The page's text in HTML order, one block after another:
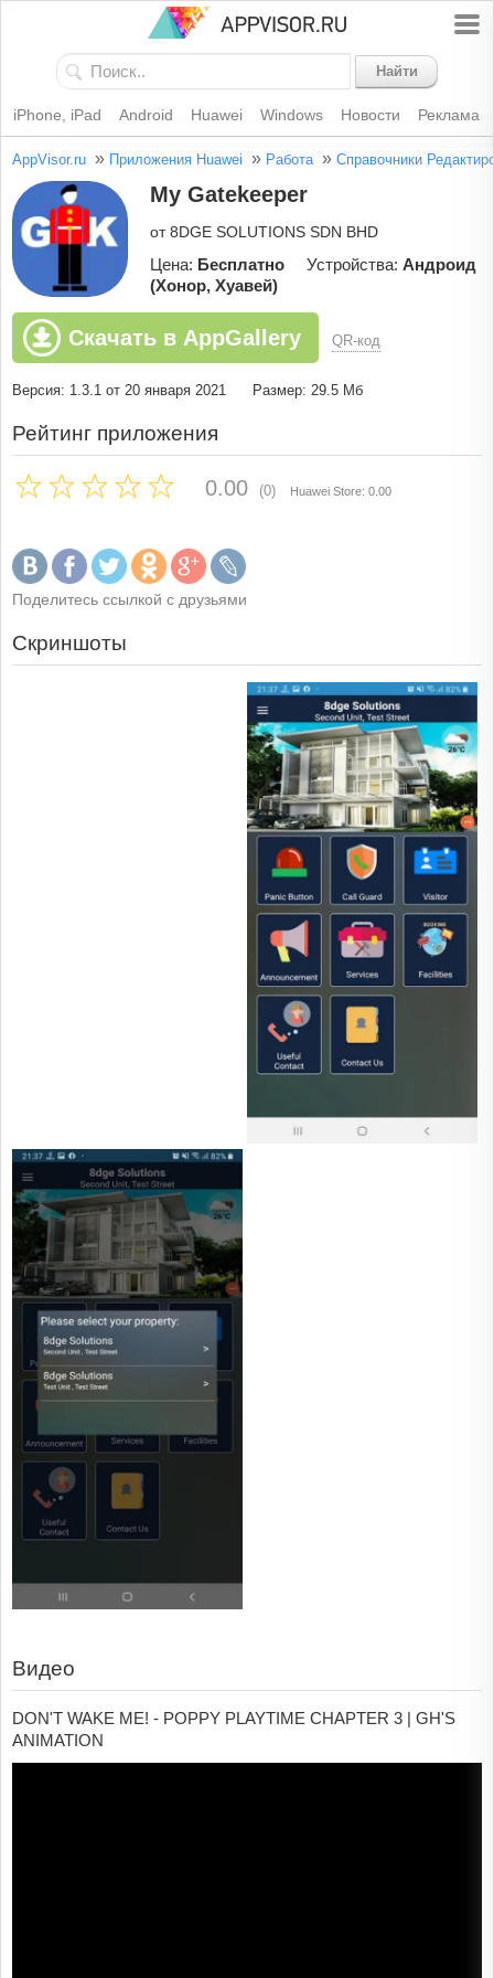
Найти
iPhone, iPad Android Huawei Windows Новости Реклама
AppVisor.ru » Приложения Huawei » Работа » Справочники
My Gatekeeper
от 8DGE SOLUTIONS SDN BHD
Цена: Бесплатно Устройства: Андроид
(Хонор, Хуавей)
Скачать в AppGallery QR-код
Версия: 1.3.1 от 20 января 2021 Размер: 29.5 Мб
Рейтинг приложения
0.00 (0) Huawei Store: 0.00
Поделитесь ссылкой с друзьями
Скриншоты
Видео
DON'T WAKE ME! - POPPY PLAYTIME CHAPTER 3 | GH'S
ANIMATION